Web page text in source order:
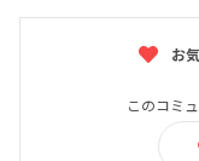
お
このコミ